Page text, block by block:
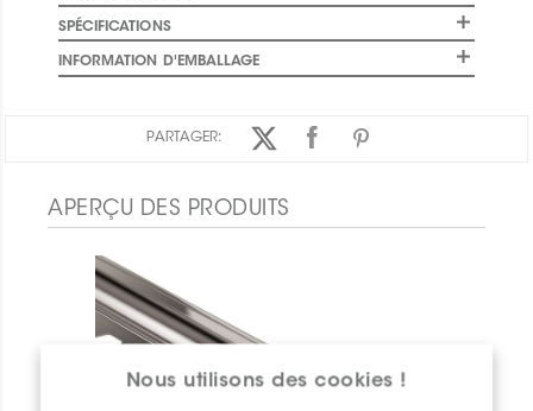
Nous utilisons des cookies !
SPÉCIFICATIONS
INFORMATION D'EMBALLAGE
PARTAGER:
APERÇU DES PRODUITS